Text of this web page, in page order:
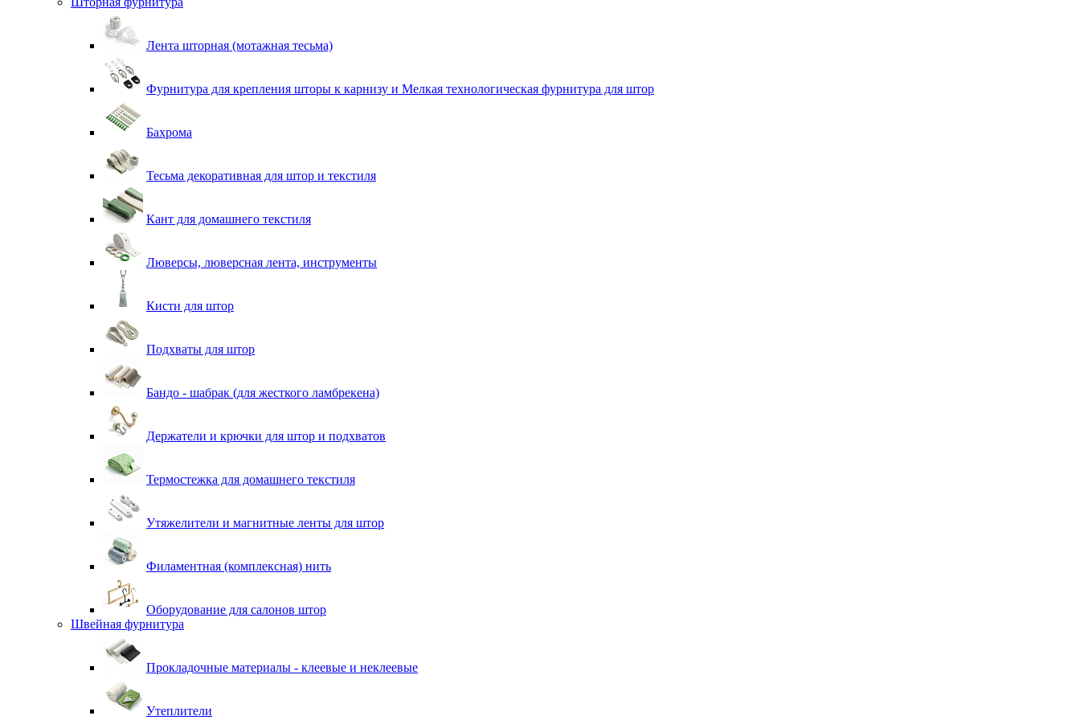
Лента шторная (мотажная тесьма)
Фурнитура для крепления шторы к карнизу и Мелкая технологическая фурнитура для штор
Бахрома
Тесьма декоративная для штор и текстиля
Кант для домашнего текстиля
Люверсы, люверсная лента, инструменты
Кисти для штор
Подхваты для штор
Бандо - шабрак (для жесткого ламбрекена)
Держатели и крючки для штор и подхватов
Термостежка для домашнего текстиля
Утяжелители и магнитные ленты для штор
Филаментная (комплексная) нить
Оборудование для салонов штор
Швейная фурнитура
Прокладочные материалы - клеевые и неклеевые
Утеплители